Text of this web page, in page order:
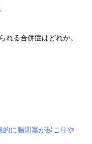
る合併症はどれか。
に腸閉塞が起こりや